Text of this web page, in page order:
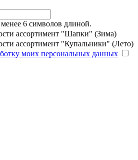
6 символов длиной.
ассортимент "Шапки" (Зима)
ассортимент "Купальники" (Лето)
моих персональных данных